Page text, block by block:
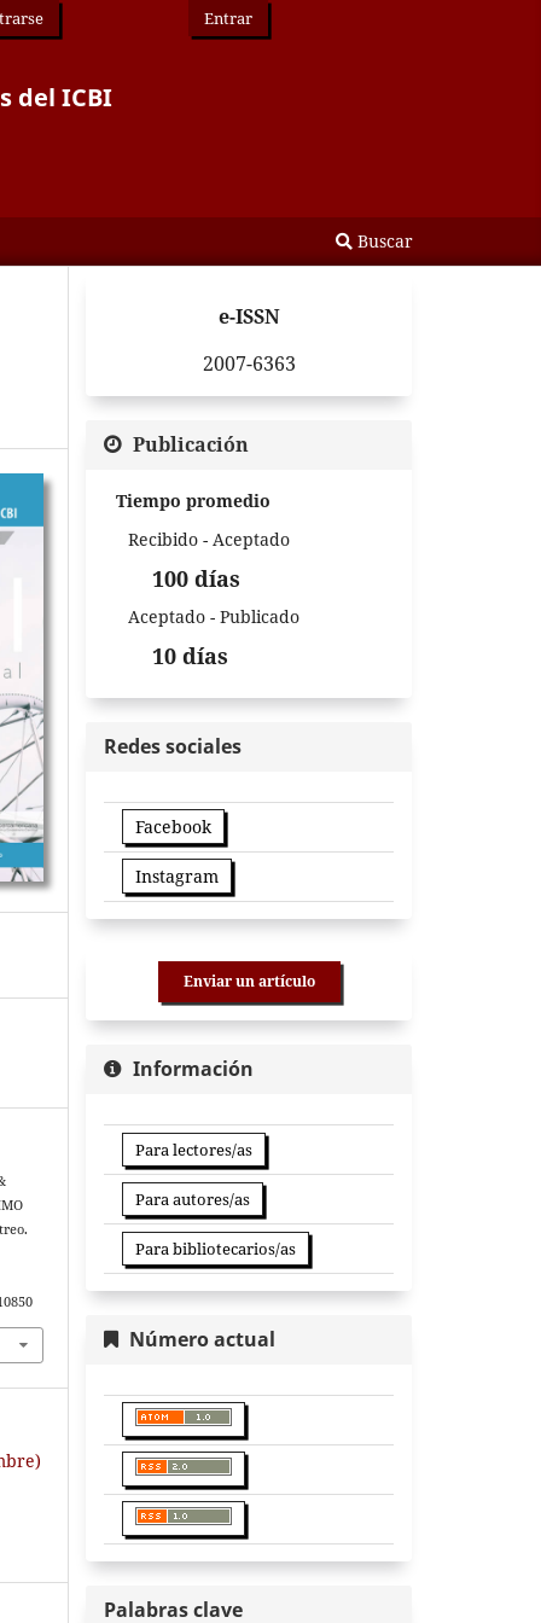
del ICBI
Buscar
Entrar
e-ISSN
2007-6363
Publicación
Tiempo promedio
Recibido - Aceptado
100 días
Aceptado - Publicado
10 días
Redes sociales
Facebook
Instagram
Enviar un artículo
Información
Para lectores/as
Para autores/as
Para bibliotecarios/as
Número actual
Palabras clave